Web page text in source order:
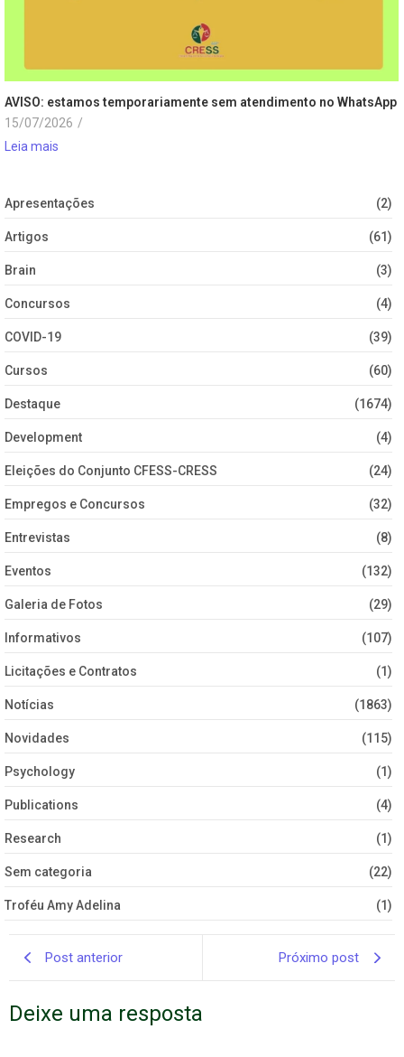
AVISO: estamos temporariamente sem atendimento no WhatsApp
15/07/2026 /
Leia mais
Apresentações (2)
Artigos (61)
Brain (3)
Concursos (4)
COVID-19 (39)
Cursos (60)
Destaque (1674)
Development (4)
Eleições do Conjunto CFESS-CRESS (24)
Empregos e Concursos (32)
Entrevistas (8)
Eventos (132)
Galeria de Fotos (29)
Informativos (107)
Licitações e Contratos (1)
Notícias (1863)
Novidades (115)
Psychology (1)
Publications (4)
Research (1)
Sem categoria (22)
Troféu Amy Adelina (1)
Post anterior Próximo post
Deixe uma resposta